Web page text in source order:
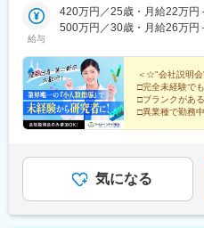
賀県、静岡県、愛知県、三重
（月6万7000円まで会社補助
中外製薬工業株式会社株式
舘工場株式会社カネカ株式会
会社中外医科学研究所東邦チ
株式会社理研ジェネシス株式
株式会社株式会社エネコー
でスキルを伸ばしたい方も、
給与
420万円／25歳・月給22万円
500万円／30歳・月給26万円
＜☆"会社説明
□完全未経験で
□ブランクがあ
□異業種で勤務
まずは説明だけ
気になる